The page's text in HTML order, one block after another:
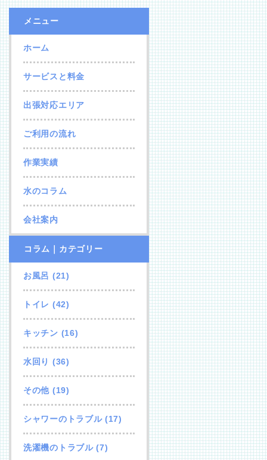
メニュー
ホーム
サービスと料金
出張対応エリア
ご利用の流れ
作業実績
水のコラム
会社案内
コラム｜カテゴリー
お風呂 (21)
トイレ (42)
キッチン (16)
水回り (36)
その他 (19)
シャワーのトラブル(17)
洗濯機のトラブル(7)